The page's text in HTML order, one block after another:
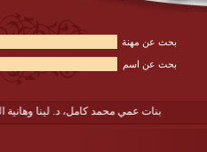
بحث عن مهنة
بحث عن اسم
بنات عمي محمد كامل، د. لينا وهانية